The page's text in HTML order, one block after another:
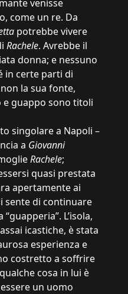
venisse
come un re. Da
potrebbe vivere
Rachele. Avrebbe il
donna; e nessuno
in certe parti di
la sua fonte,
e guappo sono titoli
singolare a Napoli –
a Giovanni
Rachele;
quasi prestata
apertamente ai
sente di continuare
L’isola,
icastiche, è stata
esperienza e
costretto a soffrire
cosa in lui è
un uomo